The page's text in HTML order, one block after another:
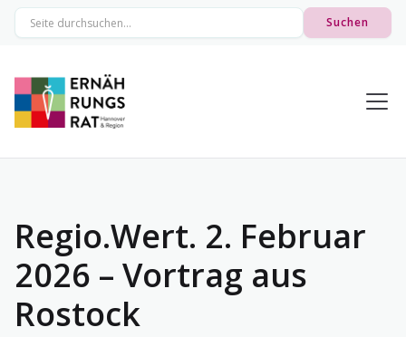
Regio.Wert. 2. Februar
2026 – Vortrag aus
Rostock